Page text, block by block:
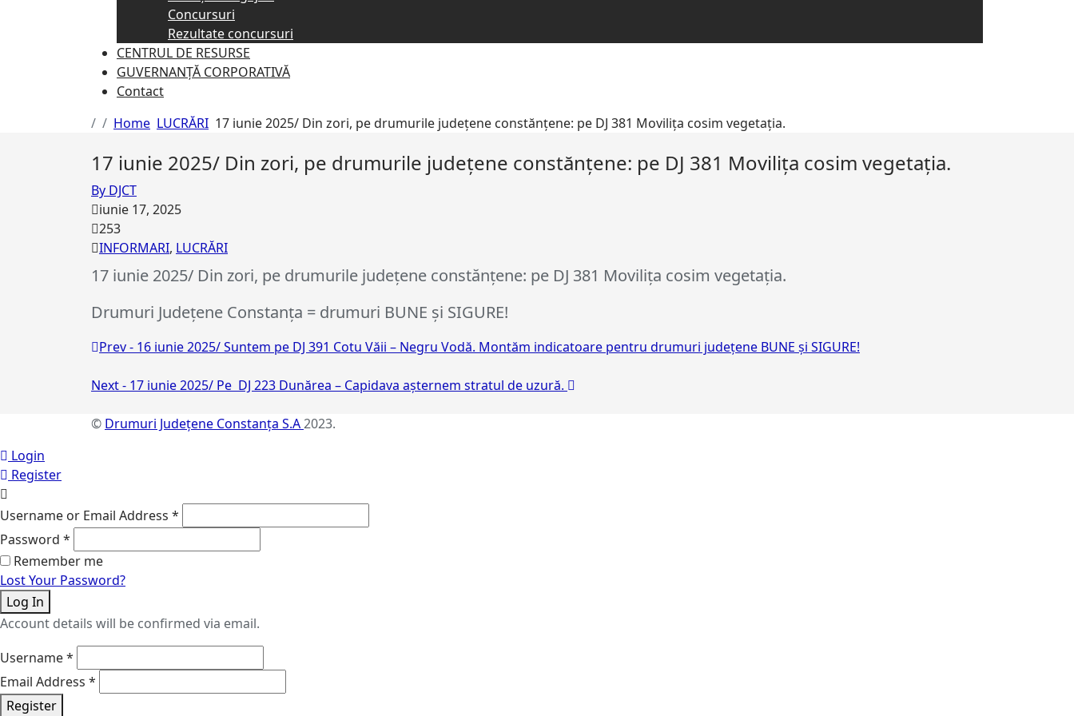
Concursuri
Rezultate concursuri
CENTRUL DE RESURSE
GUVERNANȚĂ CORPORATIVĂ
Contact
Home LUCRĂRI 17 iunie 2025/ Din zori, pe drumurile județene constănțene: pe DJ 381 Movilița cosim vegetația.
17 iunie 2025/ Din zori, pe drumurile județene constănțene: pe DJ 381 Movilița cosim vegetația.
By DJCT
iunie 17, 2025
253
INFORMARI, LUCRĂRI
17 iunie 2025/ Din zori, pe drumurile județene constănțene: pe DJ 381 Movilița cosim vegetația.
Drumuri Județene Constanța = drumuri BUNE și SIGURE!
Prev - 16 iunie 2025/ Suntem pe DJ 391 Cotu Văii – Negru Vodă. Montăm indicatoare pentru drumuri județene BUNE și SIGURE!
Next - 17 iunie 2025/ Pe DJ 223 Dunărea – Capidava așternem stratul de uzură.
© Drumuri Județene Constanța S.A2023.
Login
Register
Username or Email Address *
Password *
Remember me
Lost Your Password?
Log In
Account details will be confirmed via email.
Username*
Email Address *
Register